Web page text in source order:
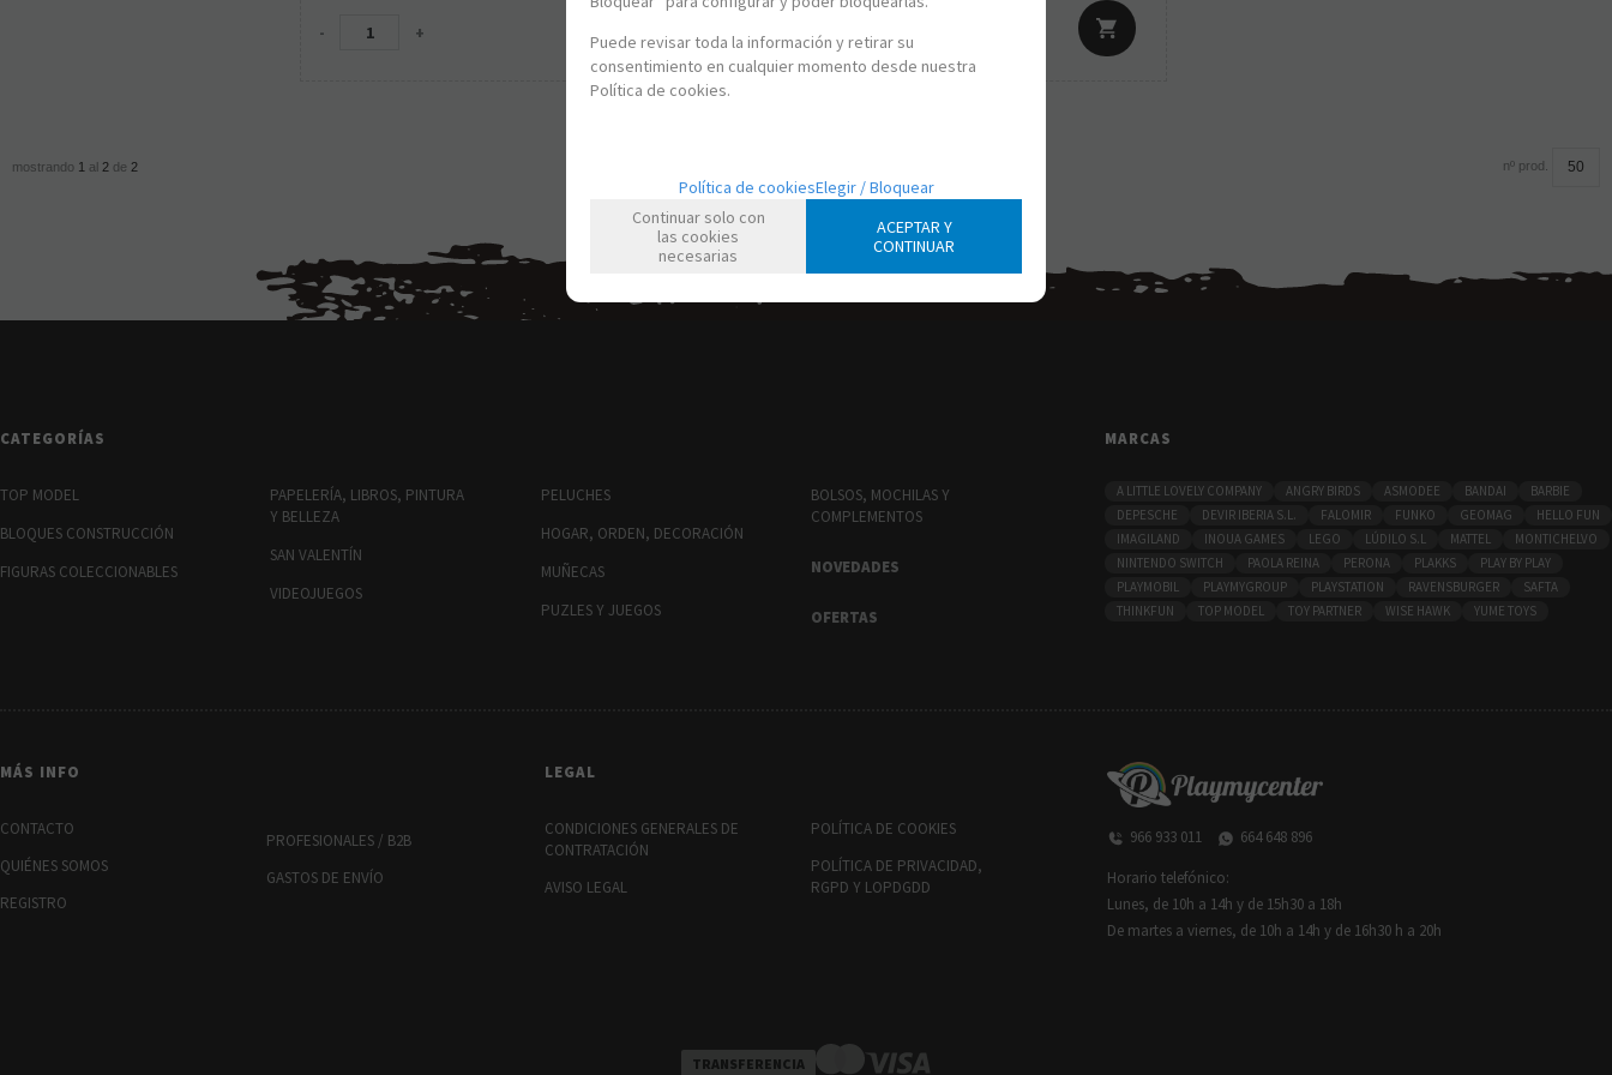
- + - +
mostrando 1 al 2 de 2 nº prod.
CATEGORÍAS
TOP MODEL
BLOQUES CONSTRUCCIÓN
FIGURAS COLECCIONABLES
PAPELERÍA, LIBROS, PINTURA
Y BELLEZA
SAN VALENTÍN
VIDEOJUEGOS
PELUCHES
HOGAR, ORDEN, DECORACIÓN
MUÑECAS
PUZLES Y JUEGOS
BOLSOS, MOCHILAS Y
COMPLEMENTOS
NOVEDADES
OFERTAS
MARCAS
A LITTLE LOVELY COMPANY ANGRY BIRDS ASMODEE BANDAI
BARBIE
DEPESCHE
DEVIR IBERIA S.L. FALOMIR FUNKO GEOMAG
HELLO FUN
IMAGILAND
INOUA GAMES LEGO LÚDILO S.L MATTEL
MONTICHELVO
NINTENDO SWITCH
PAOLA REINA PERONA PLAKKS
PLAY BY PLAY
PLAYMOBIL
PLAYMYGROUP PLAYSTATION RAVENSBURGER
SAFTA
THINKFUN
TOP MODEL TOY PARTNER WISE HAWK YUME TOYS
MÁS INFO
CONTACTO
QUIÉNES SOMOS
REGISTRO
PROFESIONALES / B2B
GASTOS DE ENVÍO
LEGAL
CONDICIONES GENERALES DE
CONTRATACIÓN
AVISO LEGAL
POLÍTICA DE COOKIES
POLÍTICA DE PRIVACIDAD,
RGPD Y LOPDGDD
966 933 011 664 648 896
Horario telefónico:
Lunes, de 10h a 14h y de 15h30 a 18h
De martes a viernes, de 10h a 14h y de 16h30 h a 20h
TRANSFERENCIA
Puede revisar toda la información y retirar su
consentimiento en cualquier momento desde nuestra
Política de cookies.
Política de cookiesElegir / Bloquear
Continuar solo con
las cookies
necesarias
ACEPTAR Y
CONTINUAR